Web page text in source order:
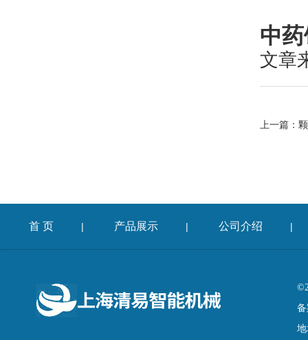
中
文章
上一篇：
首 页 | 产品展示 | 公司介绍 |
备